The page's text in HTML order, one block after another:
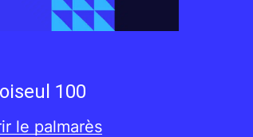
100
le palmarès